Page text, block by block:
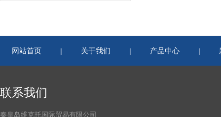
网站首页 | 关于我们 | 产品中心 |
联系我们
秦皇岛维克托国际贸易有限公司